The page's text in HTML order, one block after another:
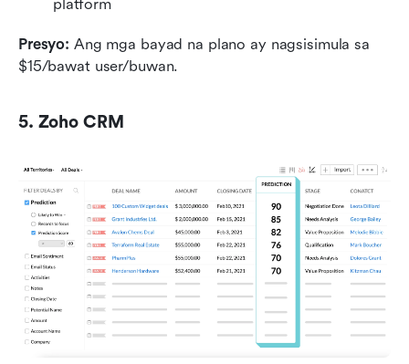
platform
Presyo: Ang mga bayad na plano ay nagsisimula sa
$15/bawat user/buwan.
5. Zoho CRM